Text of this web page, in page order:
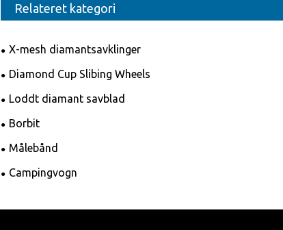
Relateret kategori
X-mesh diamantsavklinger
Diamond Cup Slibing Wheels
Loddt diamant savblad
Borbit
Målebånd
Campingvogn